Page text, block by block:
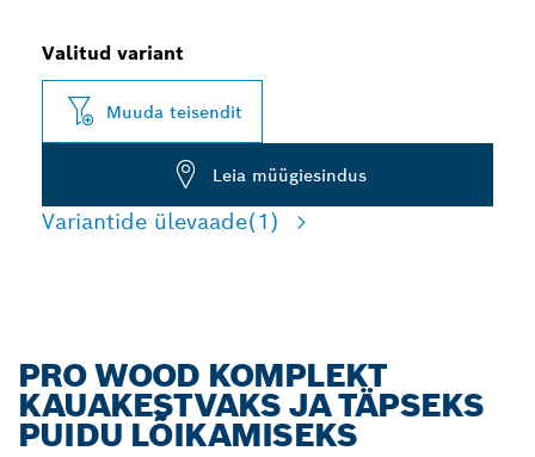
Valitud variant
Muuda teisendit
Leia müügiesindus
Variantide ülevaade(1)
PRO WOOD KOMPLEKT
KAUAKESTVAKS JA TÄPSEKS
PUIDU LÕIKAMISEKS